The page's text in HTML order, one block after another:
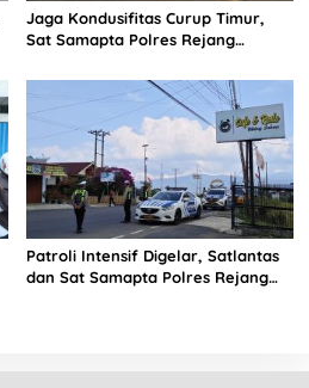
Jaga Kondusifitas Curup Timur,
Sat Samapta Polres Rejang
Rawan 3C
Patroli Intensif Digelar, Satlantas
dan Sat Samapta Polres Rejang